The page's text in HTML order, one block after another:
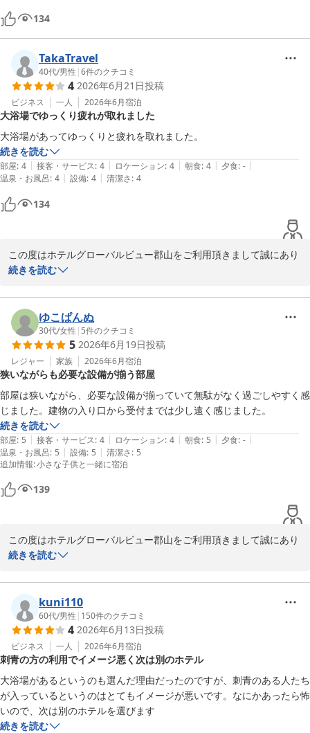
134
TakaTravel
40代/男性 |6件のクチコミ
4 2026年6月21日投稿
ビジネス 一人 2026年6月宿泊
大浴場でゆっくり疲れが取れました
大浴場があってゆっくりと疲れを取れました。
続きを読む
部屋: 4 | 接客・サービス: 4 | ロケーション: 4 | 朝食: 4 | 夕食: - |
温泉・お風呂: 4 | 設備: 4 | 清潔さ: 4
134
この度はホテルグローバルビュー郡山をご利用頂きまして誠にあり
がとうございます。
見いたしました。
当館の大浴場は、ご旅行やお仕事の疲れを少しでもリフレッシュし
て頂ける空間を目指しておりますので、
そのようなお言葉を頂戴でき、スタッフ一同の励みになります。
これからも快適にお過ごしいただけるよう努めて参ります。
またのお越しを心よりお待ち申し上げております。
フロント　小久保
ホテルグローバルビュー郡山
2026-07-12
続きを読む
ゆこぱんぬ
30代/女性 | 5件のクチコミ
5 2026年6月19日投稿
レジャー 家族 2026年6月宿泊
狭いながらも必要な設備が揃う部屋
部屋は狭いながら、必要な設備が揃っていて無駄がなく過ごしやすく感
じました。建物の入り口から受付までは少し遠く感じました。
続きを読む
部屋: 5 | 接客・サービス: 4 | ロケーション: 4 | 朝食: 5 | 夕食: - |
温泉・お風呂: 5 | 設備: 5 | 清潔さ: 5
追加情報:小さな子供と一緒に宿泊
139
この度はホテルグローバルビュー郡山をご利用頂きまして誠にあり
がとうございます。
い」とのお言葉を頂戴し、大変嬉しく拝見いたしました。
当館では限られた空間の中でも、快適にお過ごし頂けるように、
機能性を大切にした客室づくりを心掛けております。
また、入口からフロントまでの動線につきましても、貴重なご意見
をありがとうございます。
初めてご利用のお客様にも分かり易く、安心してご来館いただける
よう参考にさせて頂きます。
お忙しい中、ご投稿をお寄せ頂きありがとうございました。
またのお越しを心よりお待ち申し上げております。
フロント　小久保
続きを読む
kuni110
60代/男性 | 150件のクチコミ
4 2026年6月13日投稿
ビジネス 一人 2026年6月宿泊
刺青の方の利用でイメージ悪く次は別のホテル
大浴場があるというのも選んだ理由だったのですが、刺青のある人たち
が入っているというのはとてもイメージが悪いです。なにかあったら怖
いので、次は別のホテルを選びます
続きを読む